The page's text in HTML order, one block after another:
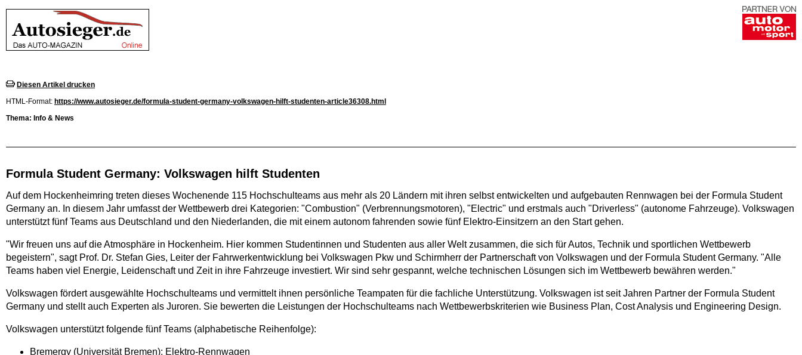
Diesen Artikel drucken
HTML-Format: https://www.autosieger.de/formula-student-germany-volkswagen-hilft-studenten-article36308.html
Thema: Info & News
Formula Student Germany: Volkswagen hilft Studenten
Auf dem Hockenheimring treten dieses Wochenende 115 Hochschulteams aus mehr als 20 Ländern mit ihren selbst entwickelten und aufgebauten Rennwagen bei der Formula Student
Germany an. In diesem Jahr umfasst der Wettbewerb drei Kategorien: "Combustion" (Verbrennungsmotoren), "Electric" und erstmals auch "Driverless" (autonome Fahrzeuge). Volkswagen
unterstützt fünf Teams aus Deutschland und den Nieder­landen, die mit einem autonom fahrenden sowie fünf Elektro-Einsitzern an den Start gehen.
"Wir freuen uns auf die Atmosphäre in Hocken­heim. Hier kommen Studentinnen und Studenten aus aller Welt zusammen, die sich für Autos, Technik und sportlichen Wettbewerb
begeistern", sagt Prof. Dr. Stefan Gies, Leiter der Fahrwerkentwicklung bei Volkswagen Pkw und Schirmherr der Partner­schaft von Volkswagen und der Formula Student Germany. "Alle
Teams haben viel Energie, Leidenschaft und Zeit in ihre Fahrzeuge investiert. Wir sind sehr gespannt, welche technischen Lösungen sich im Wettbewerb bewähren werden."
Volkswagen fördert ausgewählte Hochschulteams und vermittelt ihnen persönliche Teampaten für die fachliche Unterstützung. Volkswagen ist seit Jahren Partner der Formula Student
Germany und stellt auch Experten als Juroren. Sie bewerten die Leistungen der Hochschulteams nach Wett­bewerbs­kriterien wie Business Plan, Cost Analysis und Engineering Design.
Volkswagen unterstützt folgende fünf Teams (alphabetische Reihenfolge):
Bremergy (Universität Bremen): Elektro-Rennwagen